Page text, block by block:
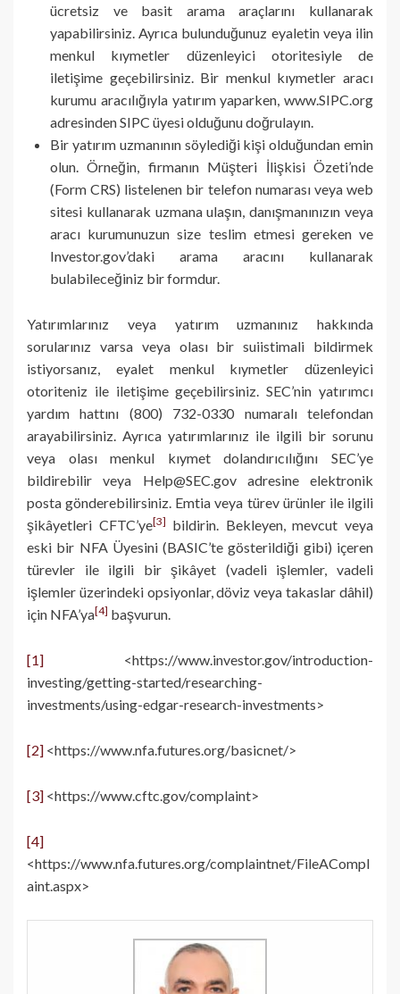
ücretsiz ve basit arama araçlarını kullanarak
yapabilirsiniz. Ayrıca bulunduğunuz eyaletin veya ilin
menkul kıymetler düzenleyici otoritesiyle de
iletişime geçebilirsiniz. Bir menkul kıymetler aracı
kurumu aracılığıyla yatırım yaparken, www.SIPC.org
adresinden SIPC üyesi olduğunu doğrulayın.
Bir yatırım uzmanının söylediği kişi olduğundan emin
olun. Örneğin, firmanın Müşteri İlişkisi Özeti’nde
(Form CRS) listelenen bir telefon numarası veya web
sitesi kullanarak uzmana ulaşın, danışmanınızın veya
aracı kurumunuzun size teslim etmesi gereken ve
Investor.gov’daki arama aracını kullanarak
bulabileceğiniz bir formdur.
Yatırımlarınız veya yatırım uzmanınız hakkında
sorularınız varsa veya olası bir suiistimali bildirmek
istiyorsanız, eyalet menkul kıymetler düzenleyici
otoriteniz ile iletişime geçebilirsiniz. SEC’nin yatırımcı
yardım hattını (800) 732-0330 numaralı telefondan
arayabilirsiniz. Ayrıca yatırımlarınız ile ilgili bir sorunu
veya olası menkul kıymet dolandırıcılığını SEC’ye
bildirebilir veya Help@SEC.gov adresine elektronik
posta gönderebilirsiniz. Emtia veya türev ürünler ile ilgili
şikâyetleri CFTC’ye[3] bildirin. Bekleyen, mevcut veya
eski bir NFA Üyesini (BASIC’te gösterildiği gibi) içeren
türevler ile ilgili bir şikâyet (vadeli işlemler, vadeli
işlemler üzerindeki opsiyonlar, döviz veya takaslar dâhil)
için NFA’ya[4] başvurun.
[1] <https://www.investor.gov/introduction-
investing/getting-started/researching-
investments/using-edgar-research-investments>
[2] <https://www.nfa.futures.org/basicnet/>
[3] <https://www.cftc.gov/complaint>
[4]
<https://www.nfa.futures.org/complaintnet/FileACompl
aint.aspx>